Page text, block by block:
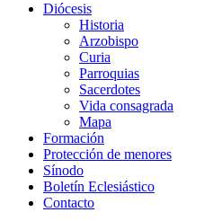
Diócesis
Historia
Arzobispo
Curia
Parroquias
Sacerdotes
Vida consagrada
Mapa
Formación
Protección de menores
Sínodo
Boletín Eclesiástico
Contacto